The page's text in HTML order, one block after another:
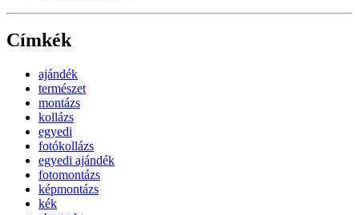
Címkék
ajándék
természet
montázs
kollázs
egyedi
fotókollázs
egyedi ajándék
fotomontázs
képmontázs
kék